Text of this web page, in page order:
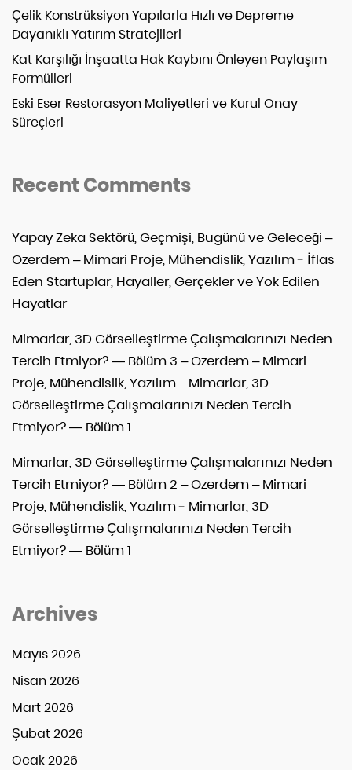
Çelik Konstrüksiyon Yapılarla Hızlı ve Depreme
Dayanıklı Yatırım Stratejileri
Kat Karşılığı İnşaatta Hak Kaybını Önleyen Paylaşım
Formülleri
Eski Eser Restorasyon Maliyetleri ve Kurul Onay
Süreçleri
Recent Comments
Yapay Zeka Sektörü, Geçmişi, Bugünü ve Geleceği –
Ozerdem – Mimari Proje, Mühendislik, Yazılım- İflas
Eden Startuplar, Hayaller, Gerçekler ve Yok Edilen
Hayatlar
Mimarlar, 3D Görselleştirme Çalışmalarınızı Neden
Tercih Etmiyor? — Bölüm 3 – Ozerdem – Mimari
Proje, Mühendislik, Yazılım- Mimarlar, 3D
Görselleştirme Çalışmalarınızı Neden Tercih
Etmiyor? — Bölüm 1
Mimarlar, 3D Görselleştirme Çalışmalarınızı Neden
Tercih Etmiyor? — Bölüm 2 – Ozerdem – Mimari
Proje, Mühendislik, Yazılım- Mimarlar, 3D
Görselleştirme Çalışmalarınızı Neden Tercih
Etmiyor? — Bölüm 1
Archives
Mayıs 2026
Nisan 2026
Mart 2026
Şubat 2026
Ocak 2026